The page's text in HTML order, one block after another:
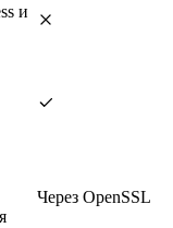
и
Через OpenSSL